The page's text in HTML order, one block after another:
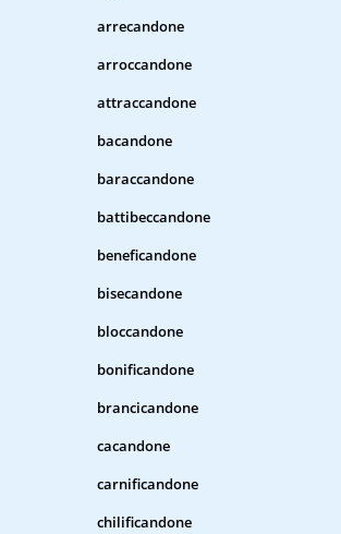
arrecandone
arroccandone
attraccandone
bacandone
baraccandone
battibeccandone
beneficandone
bisecandone
bloccandone
bonificandone
brancicandone
cacandone
carnificandone
chilificandone